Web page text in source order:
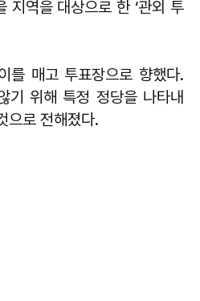
지역을 대상으로 한 ‘관외 투
를 매고 투표장으로 향했다.
기 위해 특정 정당을 나타내
으로 전해졌다.